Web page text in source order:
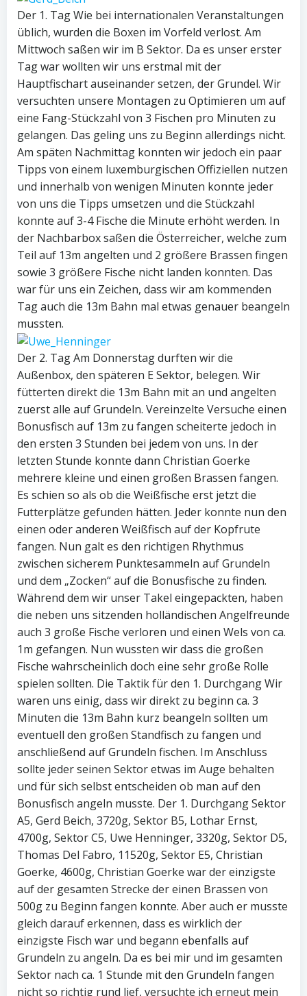
Der 1. Tag Wie bei internationalen Veranstaltungen
üblich, wurden die Boxen im Vorfeld verlost. Am
Mittwoch saßen wir im B Sektor. Da es unser erster
Tag war wollten wir uns erstmal mit der
Hauptfischart auseinander setzen, der Grundel. Wir
versuchten unsere Montagen zu Optimieren um auf
eine Fang-Stückzahl von 3 Fischen pro Minuten zu
gelangen. Das geling uns zu Beginn allerdings nicht.
Am späten Nachmittag konnten wir jedoch ein paar
Tipps von einem luxemburgischen Offiziellen nutzen
und innerhalb von wenigen Minuten konnte jeder
von uns die Tipps umsetzen und die Stückzahl
konnte auf 3-4 Fische die Minute erhöht werden. In
der Nachbarbox saßen die Österreicher, welche zum
Teil auf 13m angelten und 2 größere Brassen fingen
sowie 3 größere Fische nicht landen konnten. Das
war für uns ein Zeichen, dass wir am kommenden
Tag auch die 13m Bahn mal etwas genauer beangeln
mussten.
Der 2. Tag Am Donnerstag durften wir die
Außenbox, den späteren E Sektor, belegen. Wir
fütterten direkt die 13m Bahn mit an und angelten
zuerst alle auf Grundeln. Vereinzelte Versuche einen
Bonusfisch auf 13m zu fangen scheiterte jedoch in
den ersten 3 Stunden bei jedem von uns. In der
letzten Stunde konnte dann Christian Goerke
mehrere kleine und einen großen Brassen fangen.
Es schien so als ob die Weißfische erst jetzt die
Futterplätze gefunden hätten. Jeder konnte nun den
einen oder anderen Weißfisch auf der Kopfrute
fangen. Nun galt es den richtigen Rhythmus
zwischen sicherem Punktesammeln auf Grundeln
und dem „Zocken“ auf die Bonusfische zu finden.
Während dem wir unser Takel eingepackten, haben
die neben uns sitzenden holländischen Angelfreunde
auch 3 große Fische verloren und einen Wels von ca.
1m gefangen. Nun wussten wir dass die großen
Fische wahrscheinlich doch eine sehr große Rolle
spielen sollten. Die Taktik für den 1. Durchgang Wir
waren uns einig, dass wir direkt zu beginn ca. 3
Minuten die 13m Bahn kurz beangeln sollten um
eventuell den großen Standfisch zu fangen und
anschließend auf Grundeln fischen. Im Anschluss
sollte jeder seinen Sektor etwas im Auge behalten
und für sich selbst entscheiden ob man auf den
Bonusfisch angeln musste. Der 1. Durchgang Sektor
A5, Gerd Beich, 3720g, Sektor B5, Lothar Ernst,
4700g, Sektor C5, Uwe Henninger, 3320g, Sektor D5,
Thomas Del Fabro, 11520g, Sektor E5, Christian
Goerke, 4600g, Christian Goerke war der einzigste
auf der gesamten Strecke der einen Brassen von
500g zu Beginn fangen konnte. Aber auch er musste
gleich darauf erkennen, dass es wirklich der
einzigste Fisch war und begann ebenfalls auf
Grundeln zu angeln. Da es bei mir und im gesamten
Sektor nach ca. 1 Stunde mit den Grundeln fangen
nicht so richtig rund lief, versuchte ich erneut mein